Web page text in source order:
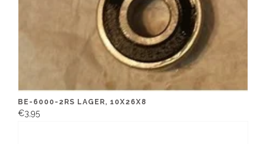
BE-6000-2RS LAGER, 10X26X8
€3,95